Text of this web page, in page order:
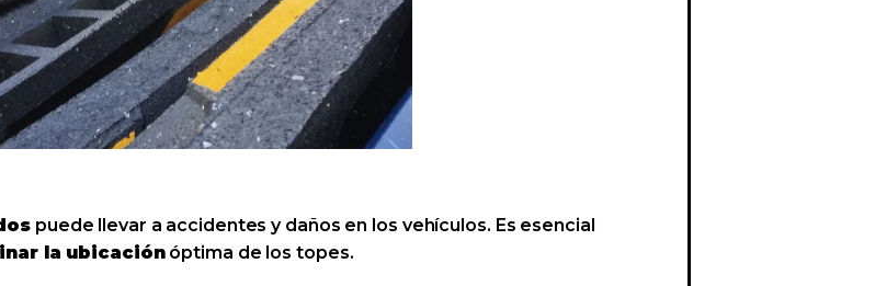
puede llevar a accidentes y daños en los vehículos. Es esencial
la ubicaciónóptima de los topes.